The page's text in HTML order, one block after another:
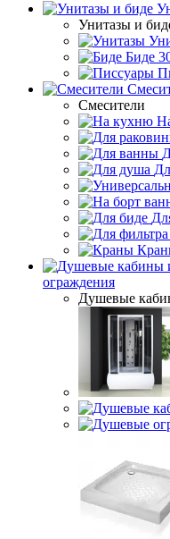
Унитазы и
Биде
Смесители
ограждения
Душевые